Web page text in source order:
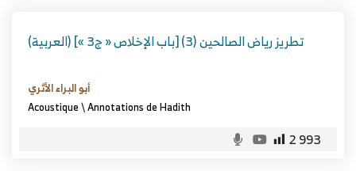
(العربية) تطريز رياض الصالحين (3) [باب الإخلاص « ج3 »]
أبو البراء الأثري
Acoustique\Annotations de Hadith
2 993